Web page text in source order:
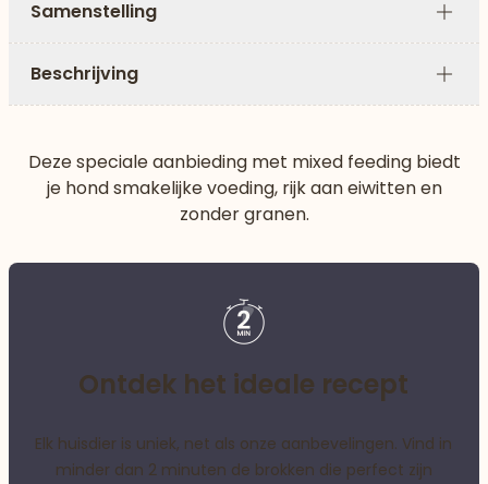
Samenstelling
Plus
Beschrijving
Plus
Deze speciale aanbieding met mixed feeding biedt
je hond smakelijke voeding, rijk aan eiwitten en
zonder granen.
Ontdek het ideale recept
Elk huisdier is uniek, net als onze aanbevelingen. Vind in
minder dan 2 minuten de brokken die perfect zijn